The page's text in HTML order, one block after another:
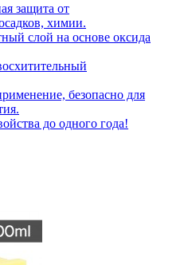
защита от
химии.
слой на основе оксида
безопасно для
до одного года!